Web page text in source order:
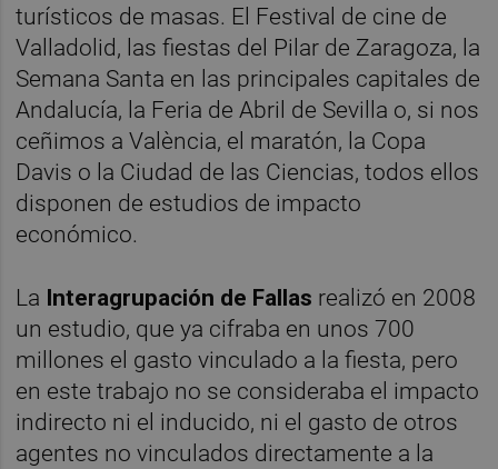
turísticos de masas. El Festival de cine de
Valladolid, las fiestas del Pilar de Zaragoza, la
Semana Santa en las principales capitales de
Andalucía, la Feria de Abril de Sevilla o, si nos
ceñimos a València, el maratón, la Copa
Davis o la Ciudad de las Ciencias, todos ellos
disponen de estudios de impacto
económico.
La Interagrupación de Fallas realizó en 2008
un estudio, que ya cifraba en unos 700
millones el gasto vinculado a la fiesta, pero
en este trabajo no se consideraba el impacto
indirecto ni el inducido, ni el gasto de otros
agentes no vinculados directamente a la